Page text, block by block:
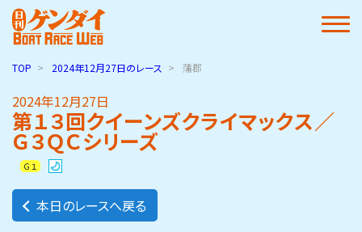
TOP 2024年12月27日のレース 蒲郡
2024年12月27日
第１３回クイーンズクライマックス／
Ｇ３ＱＣシリーズ
Ｇ１
本日のレースへ戻る